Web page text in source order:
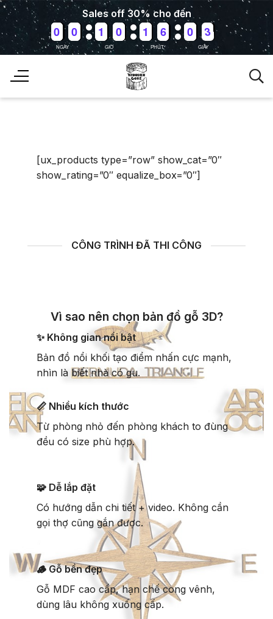
Bỏ
qua
nội
dung
Sales off 30% cho đến
NGÀY
9
9
0
0 9
9
0
0
GIỜ
0
0
1
1 9
9
0
0
PHÚT
0
0
1
1 0
0
6
6
GIÂY
9
9
0
0 3
3
2
[ux_products type=”row” show_cat=”0″
show_rating=”0″ equalize_box=”0″]
CÔNG TRÌNH ĐÃ THI CÔNG
Vì sao nên chọn bản đồ gỗ 3D?
✨ Không gian nổi bật
Bản đồ nổi khối tạo điểm nhấn cực mạnh,
nhìn là biết nhà có gu.
📏 Nhiều kích thước
Từ phòng nhỏ đến phòng khách to đùng
đều có size phù hợp.
🧩 Dễ lắp đặt
Có hướng dẫn chi tiết + video. Không cần
gọi thợ cũng gắn được.
🪵 Gỗ bền đẹp
Gỗ MDF cao cấp, hạn chế cong vênh,
dùng lâu không xuống cấp.